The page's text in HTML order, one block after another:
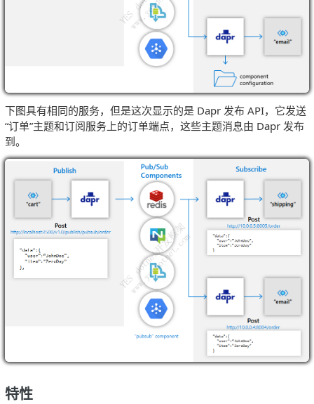
下图具有相同的服务，但是这次显示的是 Dapr 发布 API，它发送
“订单”主题和订阅服务上的订单端点，这些主题消息由 Dapr 发布
到。
特性